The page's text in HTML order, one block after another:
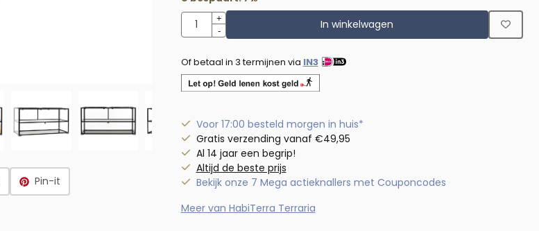
Pin-it
Aantal
+
-
In winkelwagen
Of betaal in 3 termijnen via IN3
Voor 17:00 besteld morgen in huis*
Gratis verzending vanaf €49,95
Al 14 jaar een begrip!
Altijd de beste prijs
Bekijk onze 7 Mega actieknallers met Couponcodes
Meer van HabiTerra Terraria